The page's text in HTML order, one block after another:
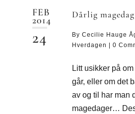
FEB
2014
24
Dårlig
By Cecilie Hauge
Hverdagen
0
Litt usikker på
går, eller om det
av og til har man
magedager…